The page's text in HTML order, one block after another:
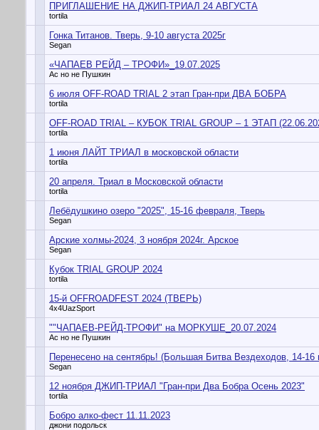
ПРИГЛАШЕНИЕ НА ДЖИП-ТРИАЛ 24 АВГУСТА
tortila
Гонка Титанов. Тверь, 9-10 августа 2025г
Segan
«ЧАПАЕВ РЕЙД – ТРОФИ»_19.07.2025
Ас но не Пушкин
6 июля OFF-ROAD TRIAL 2 этап Гран-при ДВА БОБРА
tortila
OFF-ROAD TRIAL – КУБОК TRIAL GROUP – 1 ЭТАП
tortila
1 июня ЛАЙТ ТРИАЛ в московской области
tortila
20 апреля. Триал в Московской области
tortila
Лебёдушкино озеро "2025", 15-16 февраля, Тверь
Segan
Арские холмы-2024, 3 ноября 2024г. Арское
Segan
Кубок TRIAL GROUP 2024
tortila
15-й OFFROADFEST 2024 (ТВЕРЬ)
4x4UazSport
""ЧАПАЕВ-РЕЙД-ТРОФИ" на МОРКУШЕ_20.07.2024
Ас но не Пушкин
Перенесено на сентябрь! (Большая Битва Вездеходов, 14-16
Segan
12 ноября ДЖИП-ТРИАЛ "Гран-при Два Бобра Осень 2023"
tortila
Бобро алко-фест 11.11.2023
джони подольск